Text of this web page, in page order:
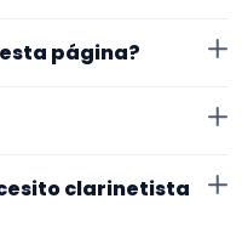
página?
filtrada por
conciertos. Además,
que trabajan en
lugar exacto,
clarinetista